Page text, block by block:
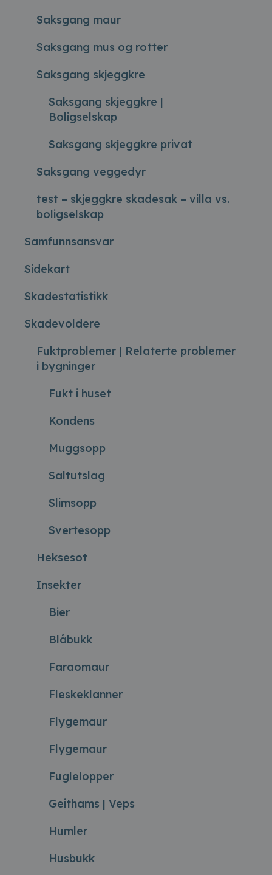
Saksgang maur
Saksgang mus og rotter
Saksgang skjeggkre
Saksgang skjeggkre |
Boligselskap
Saksgang skjeggkre privat
Saksgang veggedyr
test – skjeggkre skadesak – villa vs.
boligselskap
Samfunnsansvar
Sidekart
Skadestatistikk
Skadevoldere
Fuktproblemer | Relaterte problemer
i bygninger
Fukt i huset
Kondens
Muggsopp
Saltutslag
Slimsopp
Svertesopp
Heksesot
Insekter
Bier
Blåbukk
Faraomaur
Fleskeklanner
Flygemaur
Flygemaur
Fuglelopper
Geithams | Veps
Humler
Husbukk